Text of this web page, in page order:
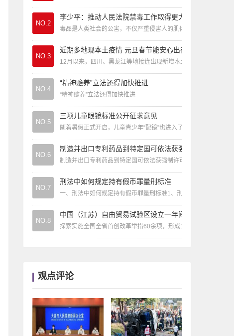
NO.2
李少平：推动人民法院禁毒工作取得更大成效
毒品是人类社会的公害，不仅严重侵害人的肌体和意志、破坏家
NO.3
近期多地现本土疫情 元旦春节能安心出行吗
12月以来，四川、黑龙江等地接连出现新增本土病例，引发社会
NO.4
“精神赡养”立法还得加快推进
“精神赡养”立法还得加快推进
NO.5
三项儿童眼镜标准公开征求意见
随着暑假正式开启，儿童青少年“配镜”也进入了高峰期。给孩
NO.6
制造并出口专利药品到特定国可依法获强制许可
制造并出口专利药品到特定国可依法获强制许可
NO.7
刑法中如何规定持有假币罪量刑标准
一、刑法中如何规定持有假币罪量刑标准1、刑法中持有假币罪量
NO.8
中国（江苏）自由贸易试验区设立一年间
探索实施全国全省首创改革举措60余项，形成115项制度创新成果
观点评论